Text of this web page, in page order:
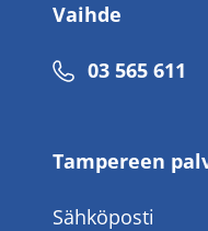
Vaihde
03 565 611
Tampereen
Sähköposti